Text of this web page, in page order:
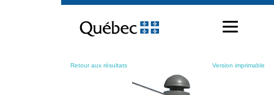
contenu
Retour aux résultats Version imprimable